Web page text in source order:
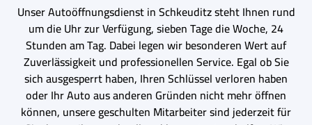
Unser Autoöffnungsdienst in Schkeuditz steht Ihnen rund
um die Uhr zur Verfügung, sieben Tage die Woche, 24
Stunden am Tag. Dabei legen wir besonderen Wert auf
Zuverlässigkeit und professionellen Service. Egal ob Sie
sich ausgesperrt haben, Ihren Schlüssel verloren haben
oder Ihr Auto aus anderen Gründen nicht mehr öffnen
können, unsere geschulten Mitarbeiter sind jederzeit für